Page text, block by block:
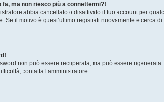
fa, ma non riesco più a connettermi?!
abbia cancellato o disattivato il tuo account per
Se il motivo è quest’ultimo registrati nuovamente e cerca
non può essere recuperata, ma può essere
contatta l’amministratore.